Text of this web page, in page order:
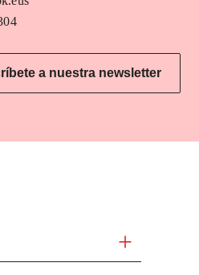
a nuestra newsletter